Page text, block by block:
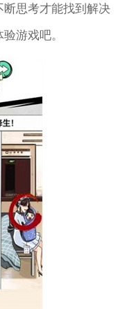
思考才能找到解决
游戏吧。